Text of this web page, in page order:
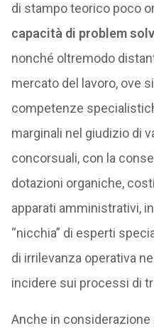
di stampo teorico poco
capacità di problem
nonché oltremodo
mercato del lavoro, ove
competenze
marginali nel giudizio di
concorsuali, con la
dotazioni organiche,
apparati amministrativi,
“nicchia” di esperti
di irrilevanza operativa
incidere sui processi di
Anche in considerazione